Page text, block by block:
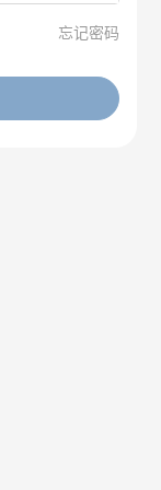
忘记密码